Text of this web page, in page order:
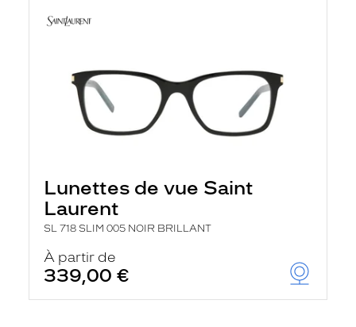
Lunettes de vue Saint
Laurent
SL 718 SLIM 005 NOIR BRILLANT
À partir de
339,00 €